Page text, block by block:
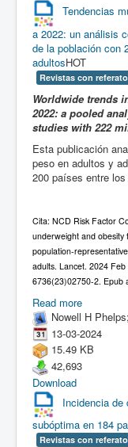
Tendencias
a 2022: un análisis
de la población con
adultosHOT
Revistas con referato
Worldwide trends
2022: a pooled
studies with 222
Esta publicación
peso en adultos y
200 países entre
Cita: NCD Risk Factor
underweight and obesity
population-
adults. Lancet. 2024
6736(23)02750-2. Epub
Read more
Nowell H
13-03-2024
15.49 KB
42,693
Download
Incidencia de
subóptima en 184
Revistas con referato